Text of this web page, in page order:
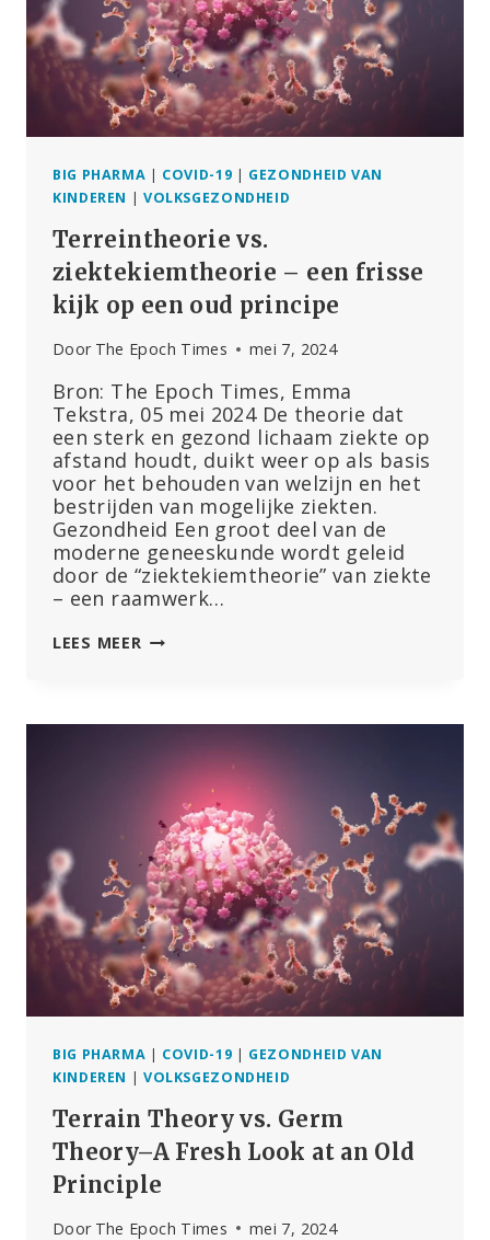
BIG PHARMA | COVID-19 | GEZONDHEID VAN
KINDEREN | VOLKSGEZONDHEID
Terreintheorie vs.
ziektekiemtheorie – een frisse
kijk op een oud principe
Door The Epoch Times mei 7, 2024
Bron: The Epoch Times, Emma
Tekstra, 05 mei 2024 De theorie dat
een sterk en gezond lichaam ziekte op
afstand houdt, duikt weer op als basis
voor het behouden van welzijn en het
bestrijden van mogelijke ziekten.
Gezondheid Een groot deel van de
moderne geneeskunde wordt geleid
door de “ziektekiemtheorie” van ziekte
– een raamwerk…
LEES MEER TERREINTHEORIE
FRISSE
EEN
OUD
PRINCIPE
BIG PHARMA | COVID-19 | GEZONDHEID VAN
KINDEREN | VOLKSGEZONDHEID
Terrain Theory vs. Germ
Theory–A Fresh Look at an Old
Principle
Door The Epoch Times mei 7, 2024